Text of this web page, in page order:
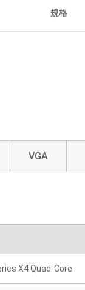
規格
VGA
X4 Quad-Core